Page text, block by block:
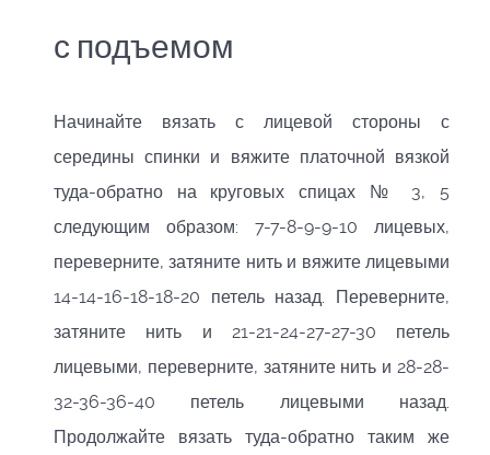
с подъемом
Начинайте вязать с лицевой стороны с
середины спинки и вяжите платочной вязкой
туда-обратно на круговых спицах № 3, 5
следующим образом: 7-7-8-9-9-10 лицевых,
переверните, затяните нить и вяжите лицевыми
14-14-16-18-18-20 петель назад. Переверните,
затяните нить и 21-21-24-27-27-30 петель
лицевыми, переверните, затяните нить и 28-28-
32-36-36-40 петель лицевыми назад.
Продолжайте вязать туда-обратно таким же